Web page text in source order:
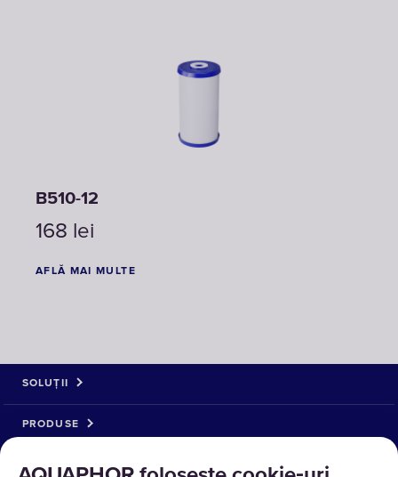
B510-12
168 lei
AFLĂ MAI MULTE
SOLUȚII
PRODUSE
DESPRE NOI